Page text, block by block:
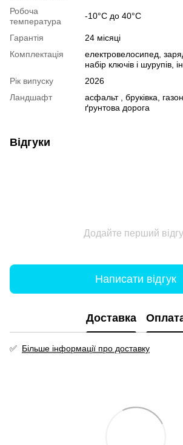
Робоча
температура
-10°C до 40°C
Гарантія
24 місяці
Комплектація
електровелосипед,
набір ключів і шурупів,
Рік випуску
2026
Ландшафт
асфальт , бруківка,
ґрунтова дорога
Відгуки
Додайте перший
Написати відгук
Доставка
✅ Більше інформації про доставку